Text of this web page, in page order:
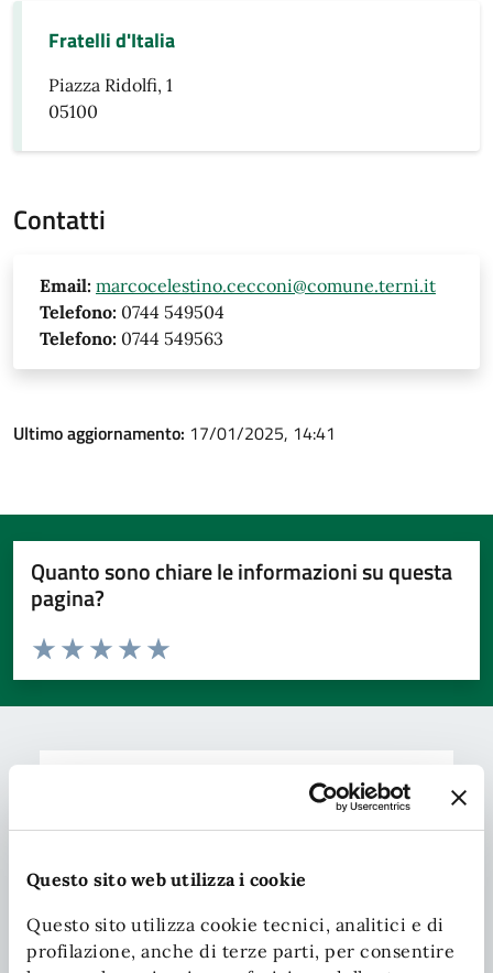
Questo sito web utilizza i cookie
Questo sito utilizza cookie tecnici, analitici e di
profilazione, anche di terze parti, per consentire
Fratelli d'Italia
Piazza Ridolfi, 1
05100
Contatti
Email: marcocelestino.cecconi@comune.terni.it
Telefono: 0744 549504
Telefono: 0744 549563
Ultimo aggiornamento: 17/01/2025, 14:41
Quanto sono chiare le informazioni su questa
pagina?
Valuta da 1 a 5 stelle la pagina
Valuta 5 stelle su 5
Valuta 4 stelle su 5
Valuta 3 stelle su 5
Valuta 2 stelle su 5
Valuta 1 stelle su 5
Leggi le domande frequenti
Richiedi assistenza
Chiama il comune